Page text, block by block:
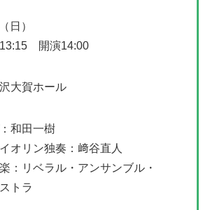
日）
開演14:00
大賀ホール
和田一樹
オリン独奏：﨑谷直人
：リベラル・アンサンブル・
トラ